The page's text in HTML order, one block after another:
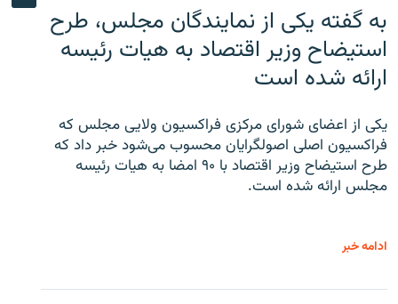
به گفته یکی از نمایندگان مجلس، طرح
استیضاح وزیر اقتصاد به هیات رئیسه
ارائه شده است
یکی از اعضای شورای مرکزی فراکسیون ولایی مجلس که
فراکسیون اصلی اصولگرایان محسوب می‌شود خبر داد که
طرح استیضاح وزیر اقتصاد با ۹۰ امضا به هیات رئیسه
مجلس ارائه شده است.
ادامه خبر